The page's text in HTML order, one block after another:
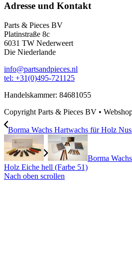
Adresse und Kontakt
Parts & Pieces BV
Platinstraße 8c
6031 TW Nederweert
Die Niederlande
info@partsandpieces.nl
tel: +31(0)495-721125
Handelskammer: 84681055
Copyright Parts & Pieces BV •
Borma Wachs Hartwachs für Holz
Borma
Holz Eiche hell (Farbe 51)
Nach oben scrollen